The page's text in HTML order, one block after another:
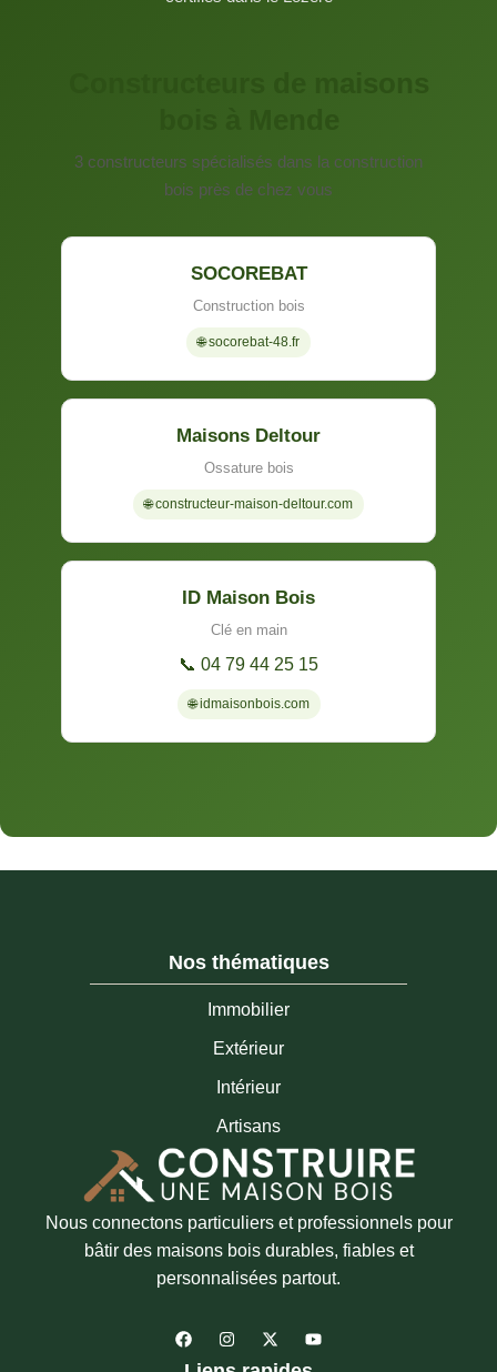
3 constructeurs spécialisés dans la construction
bois près de chez vous
SOCOREBAT
Construction bois
🌐 socorebat-48.fr
Maisons Deltour
Ossature bois
🌐 constructeur-maison-deltour.com
ID Maison Bois
Clé en main
📞 04 79 44 25 15
🌐 idmaisonbois.com
Nos thématiques
Immobilier
Extérieur
Intérieur
Artisans
Nous connectons particuliers et professionnels pour
bâtir des maisons bois durables, fiables et
personnalisées partout.
F
a
c
I
n
s
X
-
t
Y
o